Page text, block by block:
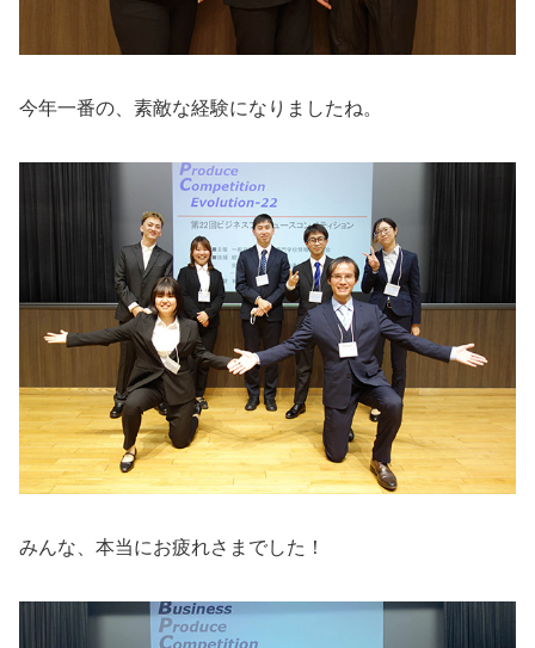
今年一番の、素敵な経験になりましたね。
みんな、本当にお疲れさまでした！